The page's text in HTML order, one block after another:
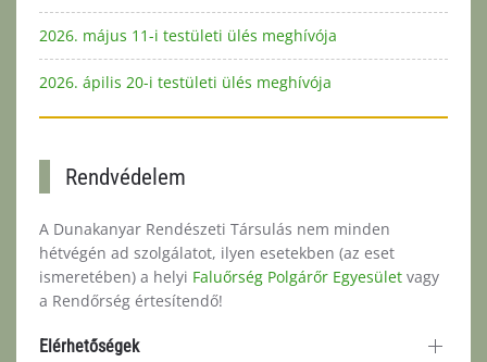
2026. május 11-i testületi ülés meghívója
2026. ápilis 20-i testületi ülés meghívója
Rendvédelem
A Dunakanyar Rendészeti Társulás nem minden
hétvégén ad szolgálatot, ilyen esetekben (az eset
ismeretében) a helyi Faluőrség Polgárőr Egyesület vagy
a Rendőrség értesítendő!
Elérhetőségek